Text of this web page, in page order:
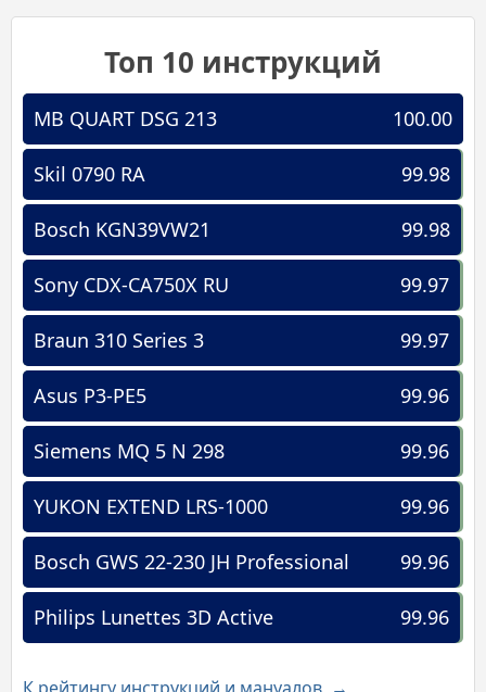
Топ 10 инструкций
100.00
MB QUART DSG 213
99.98
Skil 0790 RA
99.98
Bosch KGN39VW21
99.97
Sony CDX-CA750X RU
99.97
Braun 310 Series 3
99.96
Asus P3-PE5
99.96
Siemens MQ 5 N 298
99.96
YUKON EXTEND LRS-1000
99.96
Bosch GWS 22-230 JH Professional
99.96
Philips Lunettes 3D Active